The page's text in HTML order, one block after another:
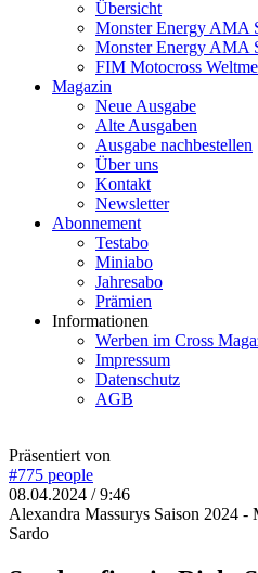
Übersicht
Monster Energy AMA
Monster Energy AMA
FIM Motocross
Magazin
Neue Ausgabe
Alte Ausgaben
Ausgabe nachbestellen
Über uns
Kontakt
Newsletter
Abonnement
Testabo
Miniabo
Jahresabo
Prämien
Informationen
Werben im Cross
Impressum
Datenschutz
AGB
Präsentiert von
#775 people
08.04.2024 / 9:46
Alexandra Massurys Saison 2024
Sardo